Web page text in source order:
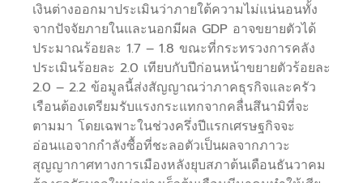
เงินต่างออกมาประเมินว่าภายใต้ความไม่แน่นอนทั้ง
จากปัจจัยภายในและนอกมีผล GDP อาจขยายตัวได้
ประมาณร้อยละ 1.7 – 1.8 ขณะที่กระทรวงการคลัง
ประเมินร้อยละ 2.0 เทียบกับปีก่อนหน้าขยายตัวร้อยละ
2.0 – 2.2 ข้อมูลนี้ส่งสัญญาณว่าภาคธุรกิจและครัว
เรือนต้องเตรียมรับแรงกระแทกจากคลื่นสึนามิที่จะ
ตามมา โดยเฉพาะในช่วงครึ่งปีแรกเศรษฐกิจจะ
อ่อนแอจากกำลังซื้อที่ชะลอตัวเป็นผลจากภาวะ
สุญญากาศทางการเมืองหลังยุบสภาต้นเดือนธันวาคม